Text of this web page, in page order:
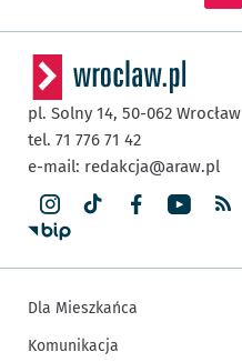
pl. Solny 14, 50-062 Wrocław
tel. 71 776 71 42
e-mail: redakcja@araw.pl
Dla Mieszkańca
Komunikacja